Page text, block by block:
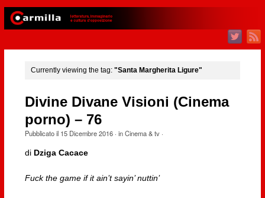
Currently viewing the tag: "Santa Margherita Ligure"
Divine Divane Visioni (Cinema
porno) – 76
Pubblicato il 15 Dicembre 2016· inCinema & tv·
di Dziga Cacace
Fuck the game if it ain’t sayin’ nuttin’